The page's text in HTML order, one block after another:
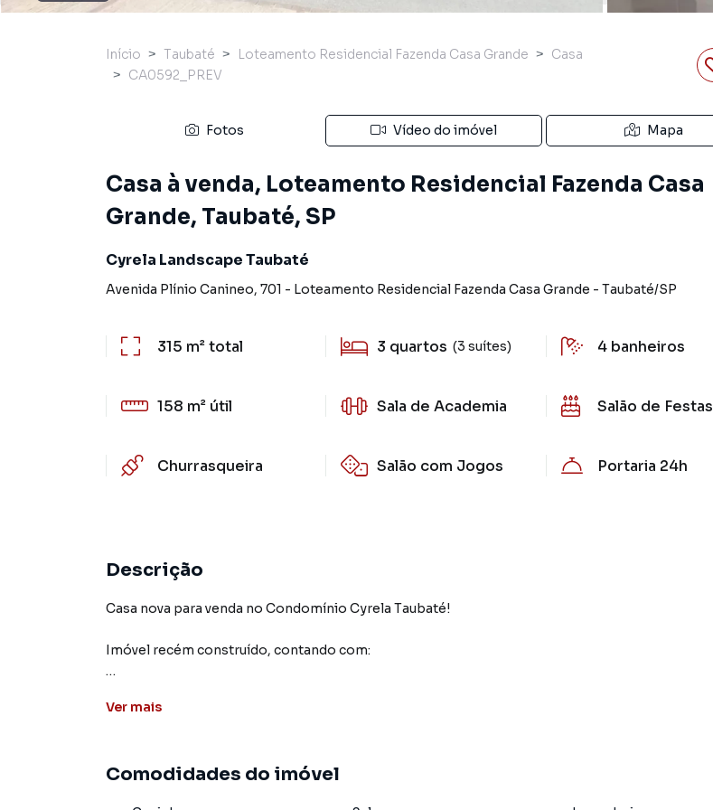
Início Taubaté Loteamento Residencial Fazenda Casa Grande
Casa
CA0592_PREV
Fotos Vídeo do imóvel Mapa
Casa à venda, Loteamento Residencial Fazenda Casa
Grande, Taubaté, SP
Cyrela Landscape Taubaté
Avenida Plínio Canineo, 701 - Loteamento Residencial Fazenda Casa Grande - Taubaté/SP
315 m²total 3 quartos (3 suítes) 4 banheiros
158 m² útil Sala de Academia Salão de Festas
Churrasqueira Salão com Jogos Portaria 24h
Descrição
Casa nova para venda no Condomínio Cyrela Taubaté!
Imóvel recém construído, contando com:
- Escritório;
- Lavabo;
Ver mais
Comodidades do imóvel